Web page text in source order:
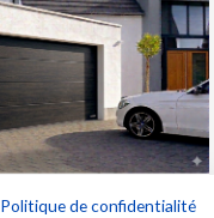
Politique de confidentialité